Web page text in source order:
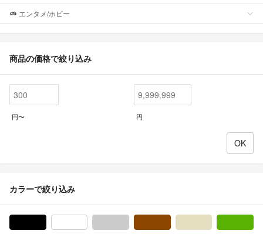
エンタメ/ホビー
商品の価格で絞り込み
円〜 円
カラーで絞り込み